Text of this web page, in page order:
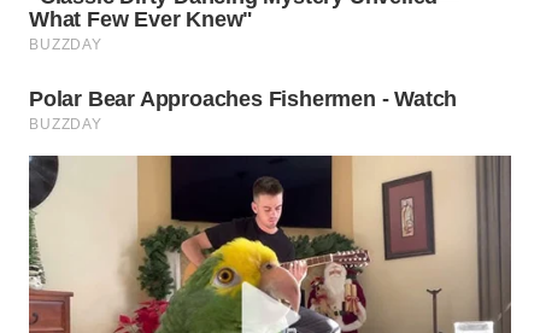
WAHANA
WAHANA